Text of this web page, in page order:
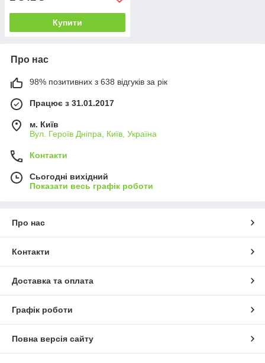
Купити
Про нас
98% позитивних з 638 відгуків за рік
Працює з 31.01.2017
м. Київ
Вул. Героїв Дніпра, Київ, Україна
Контакти
Сьогодні вихідний
Показати весь графік роботи
Про нас
Контакти
Доставка та оплата
Графік роботи
Повна версія сайту